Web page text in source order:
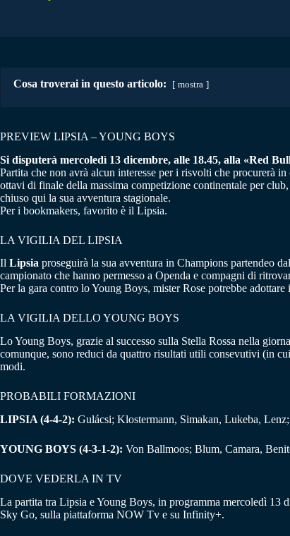
Cosa troverai in questo articolo: mostra
PREVIEW LIPSIA – YOUNG BOYS
Si disputerà mercoledì 13 dicembre, alle 18.45, alla «Red
Partita che non avrà alcun interesse per i risvolti che procurerà
ottavi di finale della massima competizione continentale per
chiuso qui la sua avventura stagionale.
Per i bookmakers, favorito è il Lipsia.
LA VIGILIA DEL LIPSIA
Il Lipsia proseguirà la sua avventura in Champions partendeo
campionato che hanno permesso a Openda e compagni di
Per la gara contro lo Young Boys, mister Rose potrebbe
LA VIGILIA DELLO YOUNG BOYS
Lo Young Boys, grazie al successo sulla Stella Rossa nella
comunque, sono reduci da quattro risultati utili consevutivi (in
modi.
PROBABILI FORMAZIONI
LIPSIA (4-4-2): Gulácsi; Klostermann, Simakan, Lukeba,
YOUNG BOYS (4-3-1-2): Von Ballmoos; Blum, Camara,
DOVE VEDERLA IN TV
La partita tra Lipsia e Young Boys, in programma mercoledì 13
Sky Go, sulla piattaforma NOW Tv e su Infinity+.